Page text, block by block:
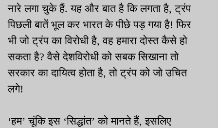
नारे लगा चुके हैं. यह और बात है कि लगता है, ट्रंप
पिछली बातें भूल कर भारत के पीछे पड़ गया है! फिर
भी जो ट्रंप का विरोधी है, वह हमारा दोस्त कैसे हो
सकता है? वैसे देशविरोधी को सबक सिखाना तो
सरकार का दायित्व होता है, तो ट्रंप को जो उचित
लगे!
‘हम’ चूंकि इस ‘सिद्धांत’ को मानते हैं, इसलिए